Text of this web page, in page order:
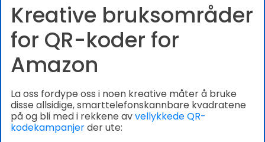
Kreative bruksområder
for QR-koder for
Amazon
La oss fordype oss i noen kreative måter å bruke
disse allsidige, smarttelefonskannbare kvadratene
på og bli med i rekkene avvellykkede QR-
kodekampanjerder ute: